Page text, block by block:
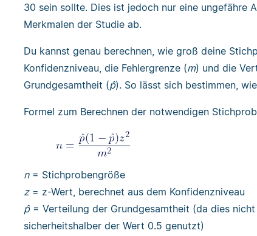
30 sein sollte. Dies ist jedoch nur eine ungefähre
Merkmalen der Studie ab.
Du kannst genau berechnen, wie groß deine
Konfidenzniveau, die Fehlergrenze (m) und die
Grundgesamtheit (p̂). So lässt sich bestimmen,
Formel zum Berechnen der notwendigen
n= Stichprobengröße
z= z-Wert, berechnet aus dem Konfidenzniveau
p̂= Verteilung der Grundgesamtheit (da dies
sicherheitshalber der Wert 0.5 genutzt)